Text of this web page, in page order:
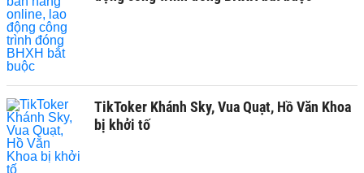
TikToker Khánh Sky, Vua Quạt, Hồ Văn Khoa
bị khởi tố